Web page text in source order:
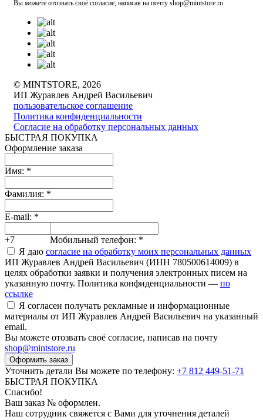
Вы можете отозвать своё согласие, написав на почту shop@mintstore.ru
© MINTSTORE, 2026
ИП Журавлев Андрей Васильевич
пользовательское соглашение
Политика конфиденциальности
Согласие на обработку персональных данных
БЫСТРАЯ ПОКУПКА
Оформление заказа
Имя: *
Фамилия: *
E-mail: *
+7 Мобильный телефон: *
Я даю согласие на обработку моих персональных данных
ИП Журавлев Андрей Васильевич (ИНН 780500614009) в
целях обработки заявки и получения электронных писем на
указанную почту. Политика конфиденциальности — по
ссылке
Я согласен получать рекламные и информационные
материалы от ИП Журавлев Андрей Васильевич на указанный
email.
Вы можете отозвать своё согласие, написав на почту
shop@mintstore.ru
Оформить заказ
Уточнить детали Вы можете по телефону: +7 812 449-51-71
БЫСТРАЯ ПОКУПКА
Спасибо!
Ваш заказ № оформлен.
Наш сотрудник свяжется с Вами для уточнения деталей